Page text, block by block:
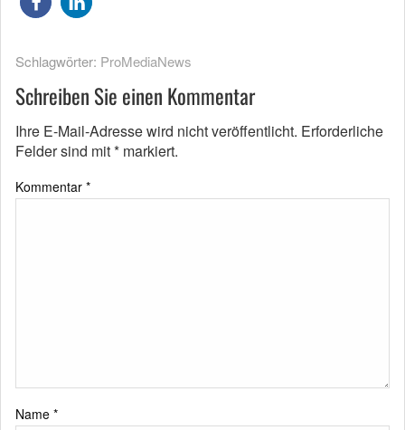
Schlagwörter: ProMediaNews
Schreiben Sie einen Kommentar
Ihre E-Mail-Adresse wird nicht veröffentlicht. Erforderliche
Felder sind mit* markiert.
Kommentar *
Name *